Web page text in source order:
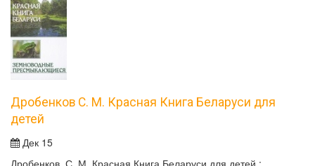
Дробенков С. М. Красная Книга Беларуси для
детей
Дек 15
Дробенков, С. М. Красная Книга Беларуси для детей :